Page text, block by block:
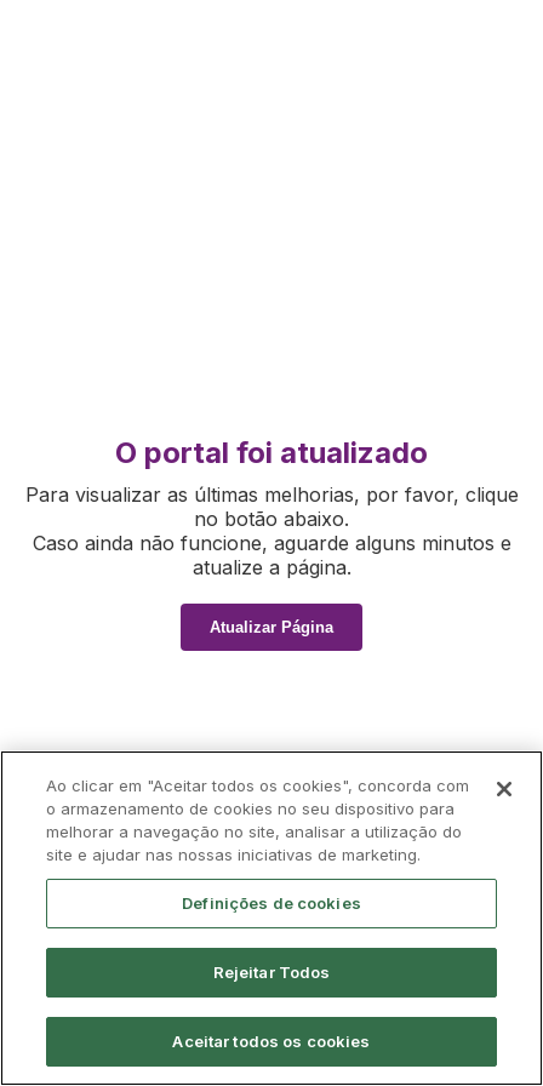
O portal foi atualizado
Para visualizar as últimas melhorias, por favor, clique
no botão abaixo.
Caso ainda não funcione, aguarde alguns minutos e
atualize a página.
Atualizar Página
Ao clicar em "Aceitar todos os cookies", concorda com
o armazenamento de cookies no seu dispositivo para
melhorar a navegação no site, analisar a utilização do
site e ajudar nas nossas iniciativas de marketing.
Definições de cookies
Rejeitar Todos
Aceitar todos os cookies